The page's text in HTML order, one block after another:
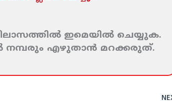
ഇമെയില്‍ ചെയ്യുക.
എഴുതാന്‍ മറക്കരുത്‌.